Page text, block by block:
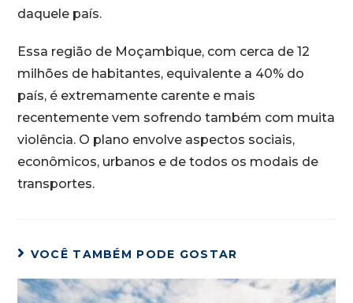
daquele país.
Essa região de Moçambique, com cerca de 12
milhões de habitantes, equivalente a 40% do
país, é extremamente carente e mais
recentemente vem sofrendo também com muita
violência. O plano envolve aspectos sociais,
econômicos, urbanos e de todos os modais de
transportes.
VOCÊ TAMBÉM PODE GOSTAR